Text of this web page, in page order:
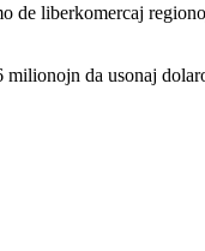
de liberkomercaj
da usonaj